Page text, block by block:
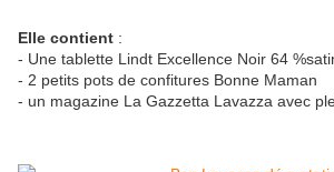
Elle contient :
- Une tablette Lindt Excellence Noir 64
- 2 petits pots de confitures Bonne Maman
- un magazine La Gazzetta Lavazza avec